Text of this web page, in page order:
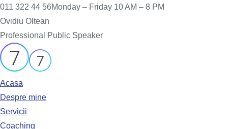
011 322 44 56Monday – Friday 10 AM – 8 PM
Ovidiu Oltean
Professional Public Speaker
Acasa
Despre mine
Servicii
Coaching